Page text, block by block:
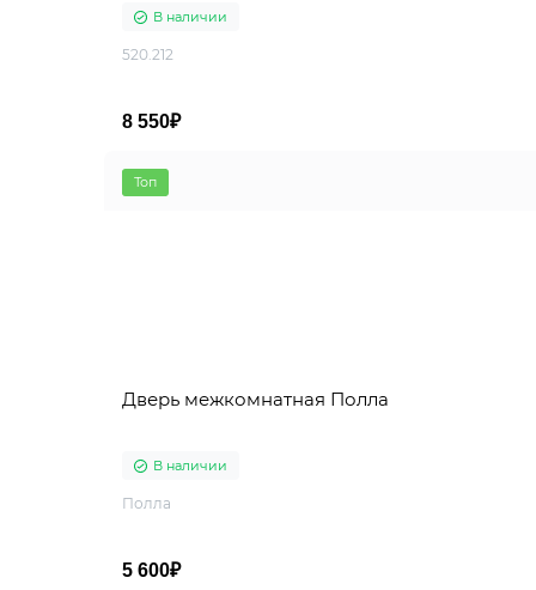
В наличии
520.212
8 550₽
Топ
Дверь межкомнатная Полла
В наличии
Полла
5 600₽